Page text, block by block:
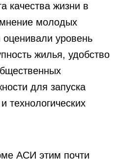
качества жизни в
мнение молодых
уровень
жилья, удобство
для запуска
технологических
АСИ этим почти